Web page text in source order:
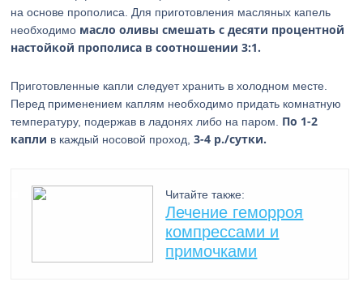
на основе прополиса. Для приготовления масляных капель
необходимо масло оливы смешать с десяти процентной
настойкой прополиса в соотношении 3:1.
Приготовленные капли следует хранить в холодном месте.
Перед применением каплям необходимо придать комнатную
температуру, подержав в ладонях либо на паром. По 1-2
капли в каждый носовой проход,3-4 р./сутки.
Читайте также:
Лечение геморроя
компрессами и
примочками